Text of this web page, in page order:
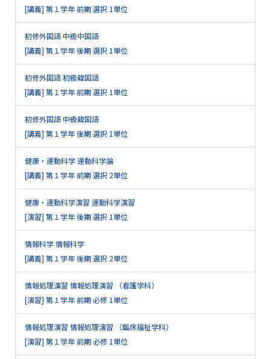
[講義] 第１学年 前期 選択 1単位
初修外国語 中級中国語
[講義] 第１学年 後期 選択 1単位
初修外国語 初級韓国語
[講義] 第１学年 前期 選択 1単位
初修外国語 中級韓国語
[講義] 第１学年 後期 選択 1単位
健康・運動科学 運動科学論
[講義] 第１学年 前期 選択 2単位
健康・運動科学演習 運動科学演習
[演習] 第１学年 後期 選択 1単位
情報科学 情報科学
[講義] 第１学年 後期 選択 2単位
情報処理演習 情報処理演習 （看護学科）
[演習] 第１学年 前期 必修 1単位
情報処理演習 情報処理演習 （臨床福祉学科）
[演習] 第１学年 前期 必修 1単位